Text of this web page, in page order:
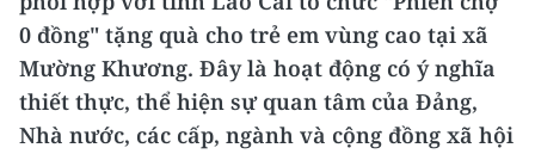
0 đồng" tặng quà cho trẻ em vùng cao tại xã
Mường Khương. Đây là hoạt động có ý nghĩa
thiết thực, thể hiện sự quan tâm của Đảng,
Nhà nước, các cấp, ngành và cộng đồng xã hội